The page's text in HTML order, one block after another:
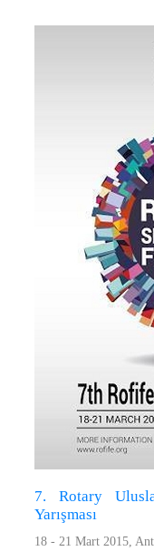
7. Rotary
Yarışması
18 - 21 Mart 2015,